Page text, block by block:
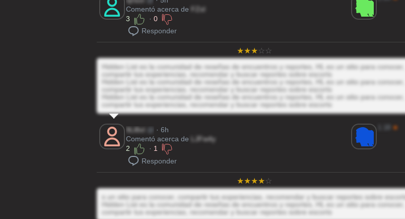
Comentó acerca de
FZsI
3
· 0
Responder
Hidden List es la comunidad de reseñas de encuentros y reportes, HL es un sitio para conocer,
compartir tus experiencias, recomendar y buscar reportes sobre escorts
Hidden List es la comunidad de reseñas de encuentros y reportes, HL es un sitio para conocer,
compartir tus experiencias, recomendar y buscar reportes sobre escorts
Hidden List es la comunidad de reseñas de encuentros y reportes, HL es un sitio para conocer,
compartir tus experiencias, recomendar y buscar reportes sobre escorts
9Ll8xI
· 6h
Comentó acerca de
LJFw4y
2
· 1
Responder
★
s un sitio para conocer, compartir tus experiencias, recomendar y buscar reportes sobre escorts
Hidden List es la comunidad de reseñas de encuentros y reportes, HL es un sitio para conocer,
compartir tus experiencias, recomendar y buscar reportes sobre escorts